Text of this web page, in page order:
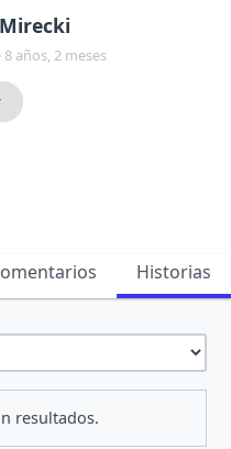
años, 2 meses
Historias
resultados.